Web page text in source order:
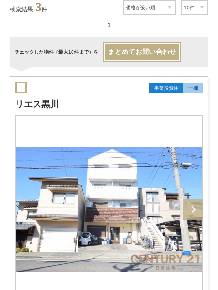
検索結果 3件
1
チェックした物件（最大10件まで）を まとめてお問い合わせ
事業投資用 一棟
リエス黒川